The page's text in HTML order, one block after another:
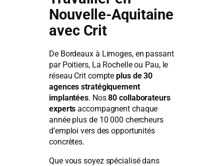
Nouvelle-Aquitaine
avec Crit
De Bordeaux à Limoges, en passant
par Poitiers, La Rochelle ou Pau, le
réseau Crit compteplus de 30
agences stratégiquement
implantées. Nos80 collaborateurs
experts accompagnent chaque
année plus de 10 000 chercheurs
d’emploi vers des opportunités
concrètes.
Que vous soyez spécialisé dans